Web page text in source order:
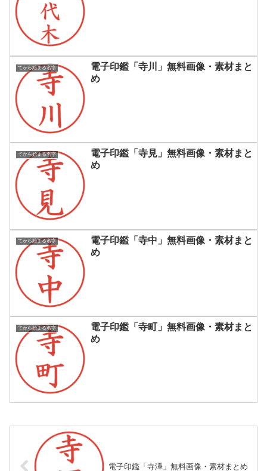
てから始まる名字
電子印鑑「寺川」無料画像・素材まと
め
てから始まる名字
電子印鑑「寺見」無料画像・素材まと
め
てから始まる名字
電子印鑑「寺中」無料画像・素材まと
め
てから始まる名字
電子印鑑「寺町」無料画像・素材まと
め
電子印鑑「寺澤」無料画像・素材まとめ